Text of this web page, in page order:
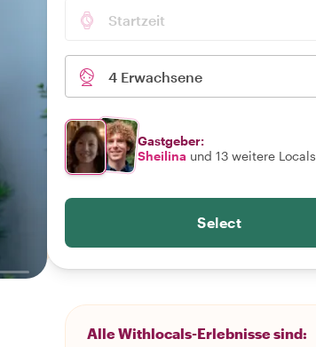
Startzeit
4 Erwachsene
Gastgeber:
Sheilina und 13 weitere Locals
Select
Alle Withlocals-Erlebnisse sind: